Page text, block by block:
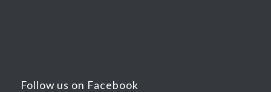
Follow us on Facebook